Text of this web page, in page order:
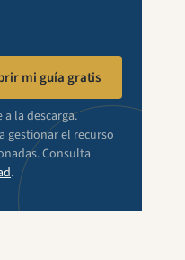
mi guía gratis
la descarga.
gestionar el recurso
Consulta
.